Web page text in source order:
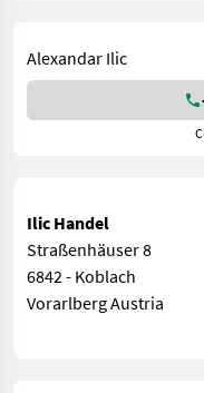
Alexandar Ilic
Ilic Handel
Straßenhäuser 8
6842 - Koblach
Vorarlberg Austria